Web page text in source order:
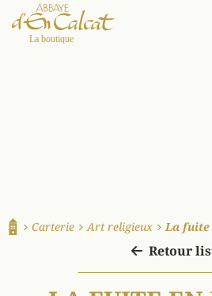
Carterie Art religieux La fuite
Retour